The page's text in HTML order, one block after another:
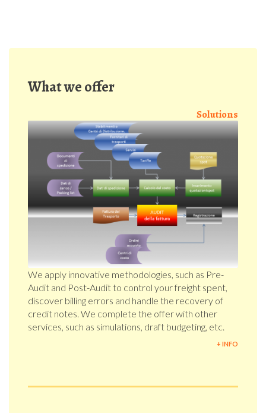
What we offer
Solutions
We apply innovative methodologies, such as Pre-
Audit and Post-Audit to control your freight spent,
discover billing errors and handle the recovery of
credit notes. We complete the offer with other
services, such as simulations, draft budgeting, etc.
+ INFO